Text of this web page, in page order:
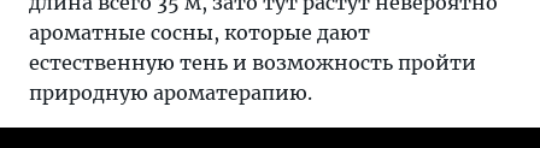
ароматные сосны, которые дают
естественную тень и возможность пройти
природную ароматерапию.